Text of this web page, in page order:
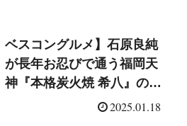
ベスコングルメ】石原良純
が長年お忍びで通う福岡天
神『本格炭火焼 希八』の焼
き鳥＆ホルモン鉄板焼き
2025.01.18